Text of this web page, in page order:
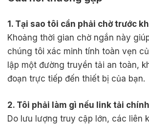
1. Tại sao tôi cần phải chờ trước
Khoảng thời gian chờ ngắn này
chúng tôi xác minh tính toàn vẹn
lập một đường truyền tải an toàn,
đoạn trực tiếp đến thiết bị của bạn.
2. Tôi phải làm gì nếu link tải
Do lưu lượng truy cập lớn, các liên